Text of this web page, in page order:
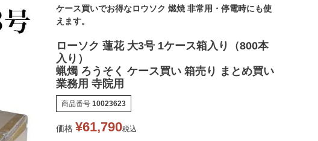
ケース買いでお得なロウソク 燃焼 非常用・停電時にも使
えます。
ローソク 蓮花 大3号 1ケース箱入り（800本
入り）
蝋燭 ろうそく ケース買い 箱売り まとめ買い
業務用 寺院用
商品番号 10023623
価格 ¥61,790税込